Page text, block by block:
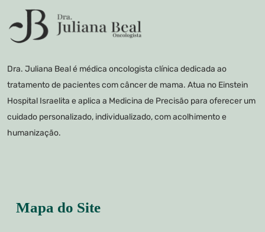
Dra. Juliana Beal é médica oncologista clínica dedicada ao
tratamento de pacientes com câncer de mama. Atua no Einstein
Hospital Israelita e aplica a Medicina de Precisão para oferecer um
cuidado personalizado, individualizado, com acolhimento e
humanização.
Mapa do Site